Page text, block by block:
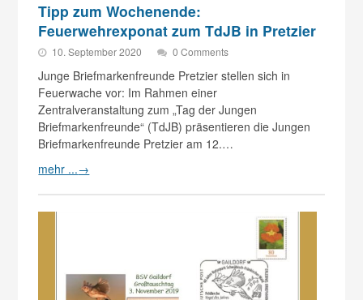
Tipp zum Wochenende:
Feuerwehrexponat zum TdJB in Pretzier
10. September 2020 0 Comments
Junge Briefmarkenfreunde Pretzier stellen sich in
Feuerwache vor: Im Rahmen einer
Zentralveranstaltung zum „Tag der Jungen
Briefmarkenfreunde“ (TdJB) präsentieren die Jungen
Briefmarkenfreunde Pretzier am 12.…
mehr ...→